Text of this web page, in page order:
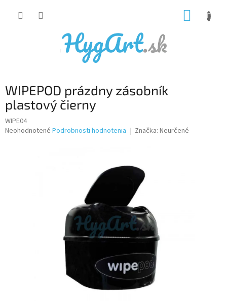
WIPEPOD prázdny zásobník
plastový čierny
WIPE04
Priemerné
Neohodnotené Podrobnosti hodnotenia Značka: Neurčené